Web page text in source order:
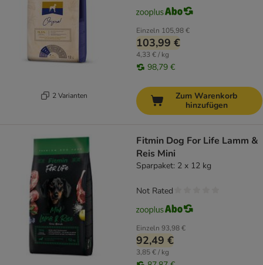
2 Varianten
Einzeln 105,98 €
103,99 €
4,33 € / kg
98,79 €
Zum Warenkorb
hinzufügen
Fitmin Dog For Life Lamm &
Reis Mini
Sparpaket: 2 x 12 kg
Einzeln 93,98 €
92,49 €
3,85 € / kg
Not Rated